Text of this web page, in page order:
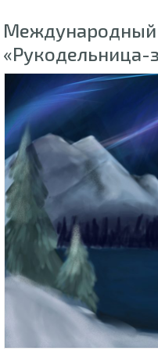
Международный
«Рукодельница-